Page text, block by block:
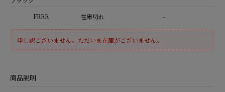
FREE
在庫切れ -
申し訳ございません。ただいま在庫がございません。
商品説明